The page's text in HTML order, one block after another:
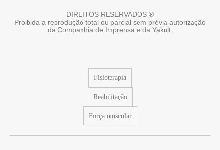
DIREITOS RESERVADOS ®
Proibida a reprodução total ou parcial sem prévia autorização
da Companhia de Imprensa e da Yakult.
Fisioterapia
Reabilitação
Força muscular